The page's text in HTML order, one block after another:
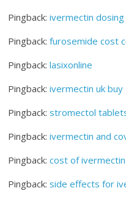
Pingback:ivermectin dosing
Pingback:furosemide cost
Pingback:lasixonline
Pingback:ivermectin uk buy
Pingback:stromectol
Pingback:ivermectin and
Pingback:cost of
Pingback:side effects for